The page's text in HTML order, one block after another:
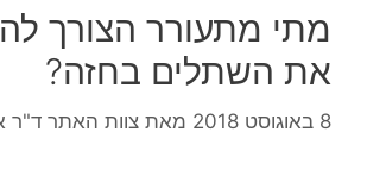
מתי מתעורר הצורך
את השתלים בחזה?
8 באוגוסט 2018 מאת צוות האתר ד"ר